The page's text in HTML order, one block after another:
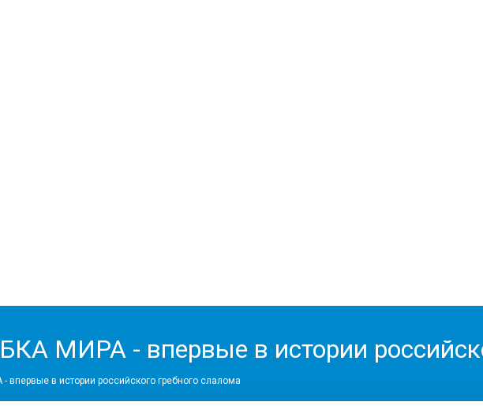
МИРА - впервые в истории
в истории российского гребного слалома